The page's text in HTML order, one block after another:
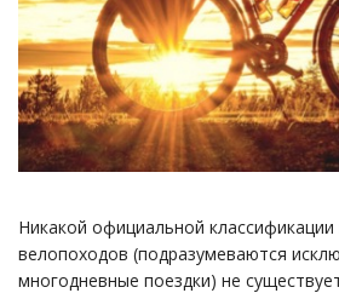
Никакой официальной
велопоходов (подразумеваются
многодневные поездки) не